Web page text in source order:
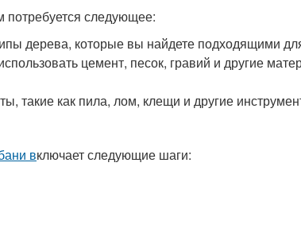
потребуется следующее:
дерева, которые вы найдете подходящими
цемент, песок, гравий и другие
такие как пила, лом, клещи и другие
включает следующие шаги: